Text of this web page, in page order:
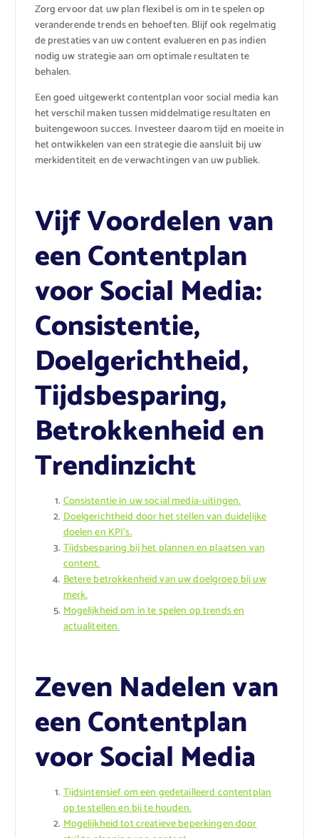
Zorg ervoor dat uw plan flexibel is om in te spelen op
veranderende trends en behoeften. Blijf ook regelmatig
de prestaties van uw content evalueren en pas indien
nodig uw strategie aan om optimale resultaten te
behalen.
Een goed uitgewerkt contentplan voor social media kan
het verschil maken tussen middelmatige resultaten en
buitengewoon succes. Investeer daarom tijd en moeite in
het ontwikkelen van een strategie die aansluit bij uw
merkidentiteit en de verwachtingen van uw publiek.
Vijf Voordelen van
een Contentplan
voor Social Media:
Consistentie,
Doelgerichtheid,
Tijdsbesparing,
Betrokkenheid en
Trendinzicht
Consistentie in uw social media-uitingen.
Doelgerichtheid door het stellen van duidelijke
doelen en KPI’s.
Tijdsbesparing bij het plannen en plaatsen van
content.
Betere betrokkenheid van uw doelgroep bij uw
merk.
Mogelijkheid om in te spelen op trends en
actualiteiten.
Zeven Nadelen van
een Contentplan
voor Social Media
Tijdsintensief om een gedetailleerd contentplan
op te stellen en bij te houden.
Mogelijkheid tot creatieve beperkingen door